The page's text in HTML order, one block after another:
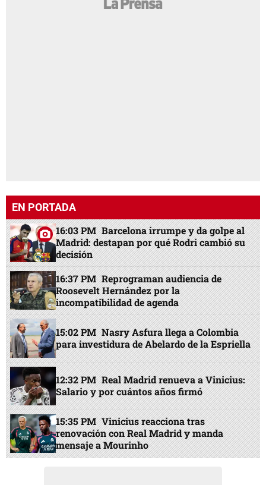
EN PORTADA
16:03 PM Barcelona irrumpe y da golpe al
Madrid: destapan por qué Rodri cambió su
decisión
16:37 PM Reprograman audiencia de
Roosevelt Hernández por la
incompatibilidad de agenda
15:02 PM Nasry Asfura llega a Colombia
para investidura de Abelardo de la Espriella
12:32 PM Real Madrid renueva a Vinicius:
Salario y por cuántos años firmó
15:35 PM Vinicius reacciona tras
renovación con Real Madrid y manda
mensaje a Mourinho